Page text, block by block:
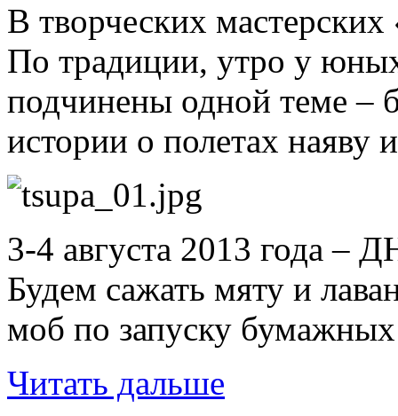
В творческих
По традиции, утро у юных
подчинены одной теме –
истории о полетах наяву
3-4 августа 2013
Будем сажать мяту и
моб по запуску бумажных
Читать дальше